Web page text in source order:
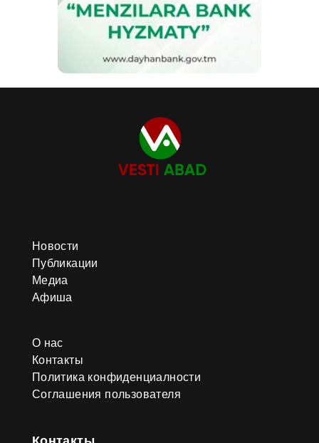
Новости
Публикации
Медиа
Афиша
О нас
Контакты
Политика конфиденциалности
Соглашения пользователя